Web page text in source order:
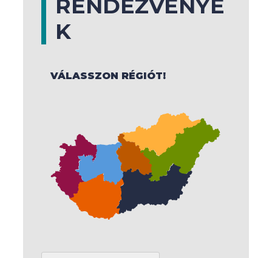
RENDEZVÉNYE
K
VÁLASSZON RÉGIÓT!